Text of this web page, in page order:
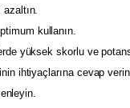
kullanın.
yüksek skorlu ve
ihtiyaçlarına cevap